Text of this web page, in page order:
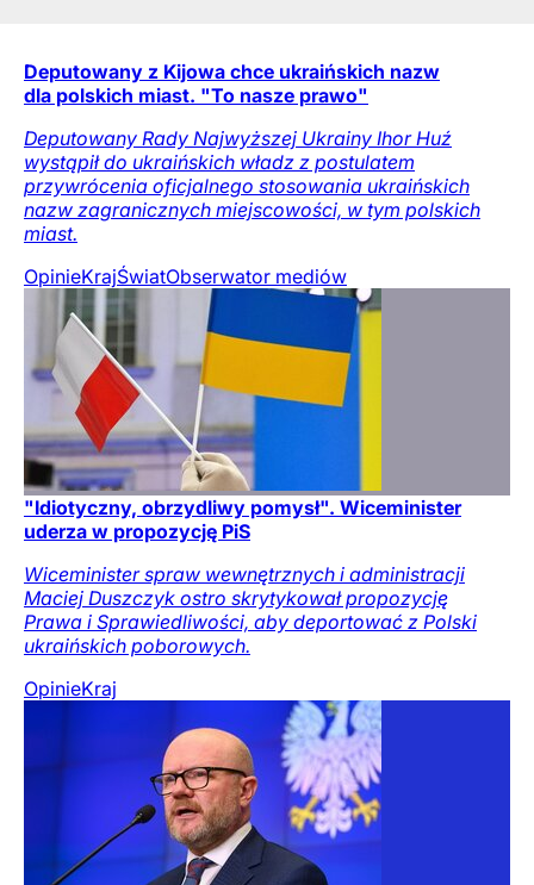
Deputowany z Kijowa chce ukraińskich nazw
dla polskich miast. "To nasze prawo"
Deputowany Rady Najwyższej Ukrainy Ihor Huź
wystąpił do ukraińskich władz z postulatem
przywrócenia oficjalnego stosowania ukraińskich
nazw zagranicznych miejscowości, w tym polskich
miast.
OpinieKrajŚwiatObserwator mediów
"Idiotyczny, obrzydliwy pomysł". Wiceminister
uderza w propozycję PiS
Wiceminister spraw wewnętrznych i administracji
Maciej Duszczyk ostro skrytykował propozycję
Prawa i Sprawiedliwości, aby deportować z Polski
ukraińskich poborowych.
OpinieKraj